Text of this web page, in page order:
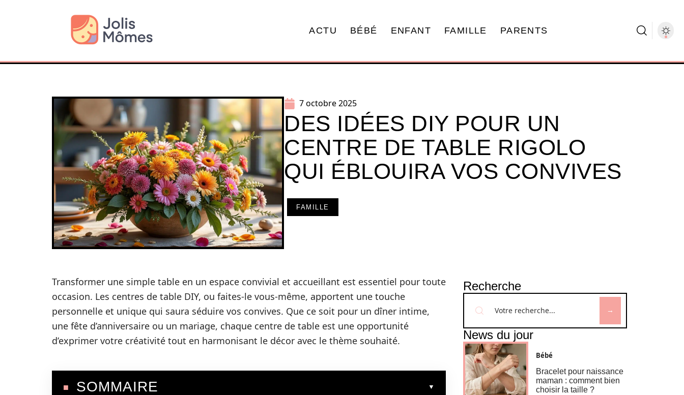
ACTU BÉBÉ ENFANT FAMILLE PARENTS
7 octobre 2025
DES IDÉES DIY POUR UN
CENTRE DE TABLE RIGOLO
QUI ÉBLOUIRA VOS CONVIVES
FAMILLE
Transformer une simple table en un espace convivial et accueillant est essentiel pour toute
occasion. Les centres de table DIY, ou faites-le vous-même, apportent une touche
personnelle et unique qui saura séduire vos convives. Que ce soit pour un dîner intime,
une fête d’anniversaire ou un mariage, chaque centre de table est une opportunité
d’exprimer votre créativité tout en harmonisant le décor avec le thème souhaité.
SOMMAIRE
Recherche
News du jour
Bébé
Bracelet pour naissance
maman : comment bien
choisir la taille ?